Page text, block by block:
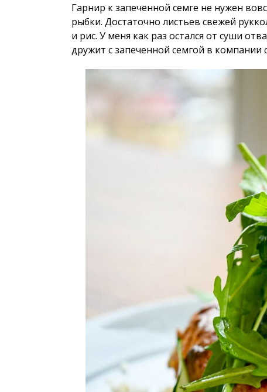
Гарнир к запеченной семге не нужен
рыбки. Достаточно листьев свежей
и рис. У меня как раз остался от суши
дружит с запеченной семгой в компании